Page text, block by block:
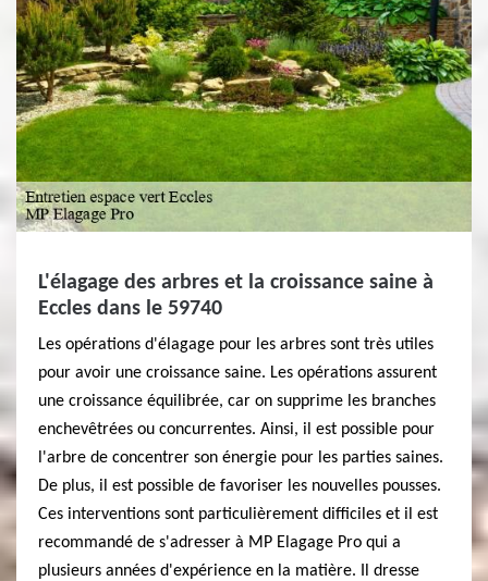
L'élagage des arbres et la croissance saine à
Eccles dans le 59740
Les opérations d'élagage pour les arbres sont très utiles
pour avoir une croissance saine. Les opérations assurent
une croissance équilibrée, car on supprime les branches
enchevêtrées ou concurrentes. Ainsi, il est possible pour
l'arbre de concentrer son énergie pour les parties saines.
De plus, il est possible de favoriser les nouvelles pousses.
Ces interventions sont particulièrement difficiles et il est
recommandé de s'adresser à MP Elagage Pro qui a
plusieurs années d'expérience en la matière. Il dresse